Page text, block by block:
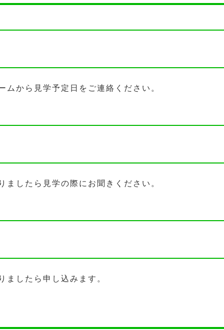
から見学予定日をご連絡ください。
したら見学の際にお聞きください。
ましたら申し込みます。